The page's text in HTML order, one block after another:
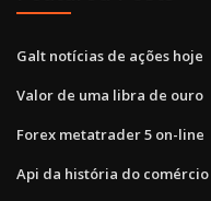
Galt notícias de ações hoje
Valor de uma libra de ouro
Forex metatrader 5 on-line
Api da história do